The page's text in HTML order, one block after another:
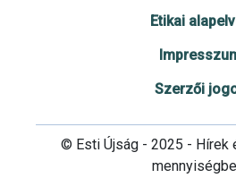
Etikai
Szerzői
© Esti Újság - 2025 - Hírek